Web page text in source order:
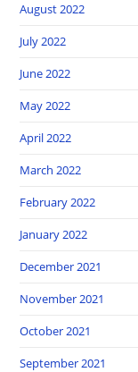
August 2022
July 2022
June 2022
May 2022
April 2022
March 2022
February 2022
January 2022
December 2021
November 2021
October 2021
September 2021